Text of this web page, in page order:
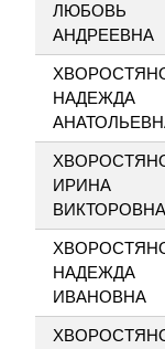
ЛЮБОВЬ
АНДРЕЕВНА
НАДЕЖДА
ИРИНА
ВИКТОРОВНА
НАДЕЖДА
ИВАНОВНА